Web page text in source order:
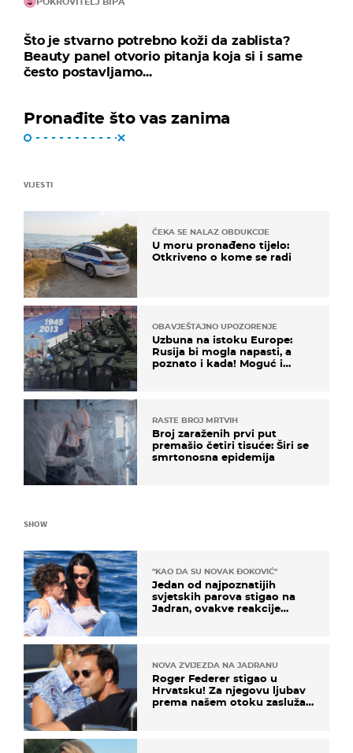
Što je stvarno potrebno koži da zablista?
Beauty panel otvorio pitanja koja si i same
često postavljamo...
Pronađite što vas zanima
VIJESTI
ČEKA SE NALAZ OBDUKCIJE
U moru pronađeno tijelo:
Otkriveno o kome se radi
OBAVJEŠTAJNO UPOZORENJE
Uzbuna na istoku Europe:
Rusija bi mogla napasti, a
poznato i kada! Moguć i
RASTE BROJ MRTVIH
Broj zaraženih prvi put
premašio četiri tisuće: Širi se
smrtonosna epidemija
SHOW
"KAO DA SU NOVAK ĐOKOVIĆ"
Jedan od najpoznatijih
svjetskih parova stigao na
Jadran, ovakve reakcije
NOVA ZVIJEZDA NA JADRANU
Roger Federer stigao u
Hrvatsku! Za njegovu ljubav
prema našem otoku zaslužan